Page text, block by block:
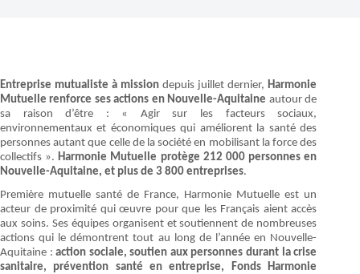
Entreprise mutualiste à mission depuis juillet dernier,Harmonie
Mutuelle renforce ses actions en Nouvelle-Aquitaine autour de
sa raison d’être : « Agir sur les facteurs sociaux,
environnementaux et économiques qui améliorent la santé des
personnes autant que celle de la société en mobilisant la force des
collectifs ».Harmonie Mutuelle protège 212 000 personnes en
Nouvelle-Aquitaine, et plus de 3 800 entreprises.
Première mutuelle santé de France, Harmonie Mutuelle est un
acteur de proximité qui œuvre pour que les Français aient accès
aux soins. Ses équipes organisent et soutiennent de nombreuses
actions qui le démontrent tout au long de l’année en Nouvelle-
Aquitaine :action sociale, soutien aux personnes durant la crise
sanitaire, prévention santé en entreprise, Fonds Harmonie